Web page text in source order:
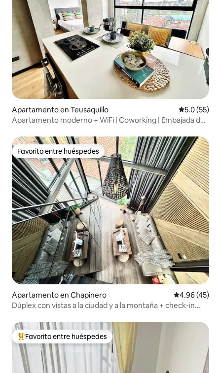
Apartamento en Teusaquillo Calificación
5.0 (55)
Apartamento moderno + WiFi | Coworking | Embajada de
Favorito entre huéspedes
Favorito entre huéspedes
Apartamento en Chapinero Calificación
4.96 (45)
Dúplex con vistas a la ciudad y a la montaña + check-in
Favorito entre huéspedes preferido
Favorito entre huéspedes